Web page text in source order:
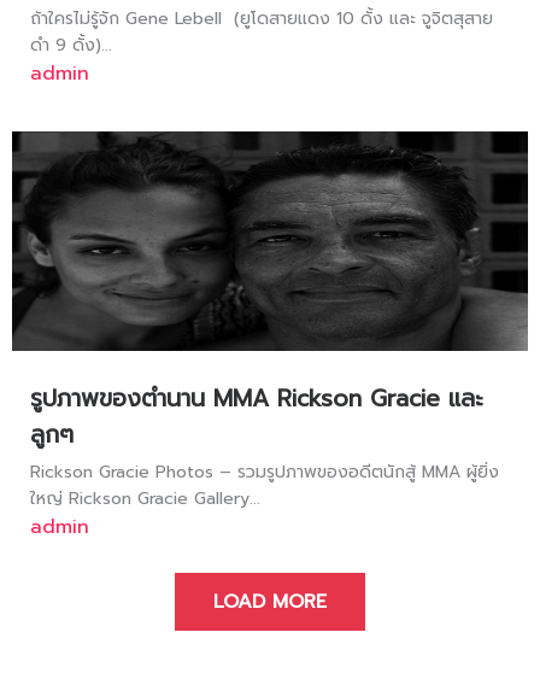
ถ้าใครไม่รู้จัก Gene Lebell (ยูโดสายแดง 10 ดั้ง และ จูจิตสุสาย
ดำ 9 ดั้ง)...
admin
รูปภาพของตำนาน MMA Rickson Gracie และ
ลูกๆ
Rickson Gracie Photos – รวมรูปภาพของอดีตนักสู้ MMA ผู้ยิ่ง
ใหญ่ Rickson Gracie Gallery...
admin
LOAD MORE